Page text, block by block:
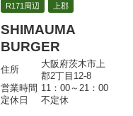
R171周辺 上郡
SHIMAUMA
BURGER
住所
大阪府茨木市上
郡2丁目12-8
営業時間 11：00～21：00
定休日
不定休